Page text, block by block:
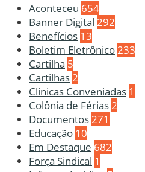
Aconteceu 654
Banner Digital 292
Benefícios 13
Boletim Eletrônico 233
Cartilha 5
Cartilhas 2
Clínicas Conveniadas 1
Colônia de Férias 2
Documentos 271
Educação 10
Em Destaque 682
Força Sindical 1